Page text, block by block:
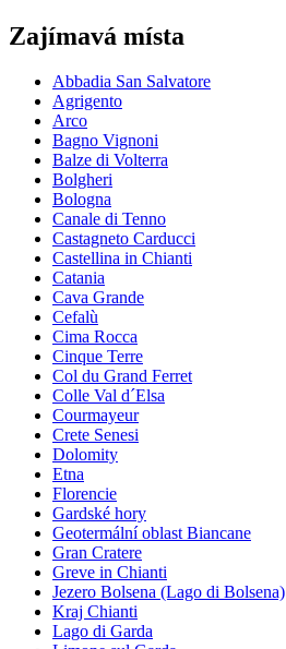
Zajímavá místa
Abbadia San Salvatore
Agrigento
Arco
Bagno Vignoni
Balze di Volterra
Bolgheri
Bologna
Canale di Tenno
Castagneto Carducci
Castellina in Chianti
Catania
Cava Grande
Cefalù
Cima Rocca
Cinque Terre
Col du Grand Ferret
Colle Val d´Elsa
Courmayeur
Crete Senesi
Dolomity
Etna
Florencie
Gardské hory
Geotermální oblast Biancane
Gran Cratere
Greve in Chianti
Jezero Bolsena (Lago di Bolsena)
Kraj Chianti
Lago di Garda